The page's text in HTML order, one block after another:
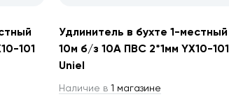
101
Удлинитель в бухте 1-местный
10м б/з 10А ПВС 2*1мм YX10-101
Uniel
Наличие в 1 магазине